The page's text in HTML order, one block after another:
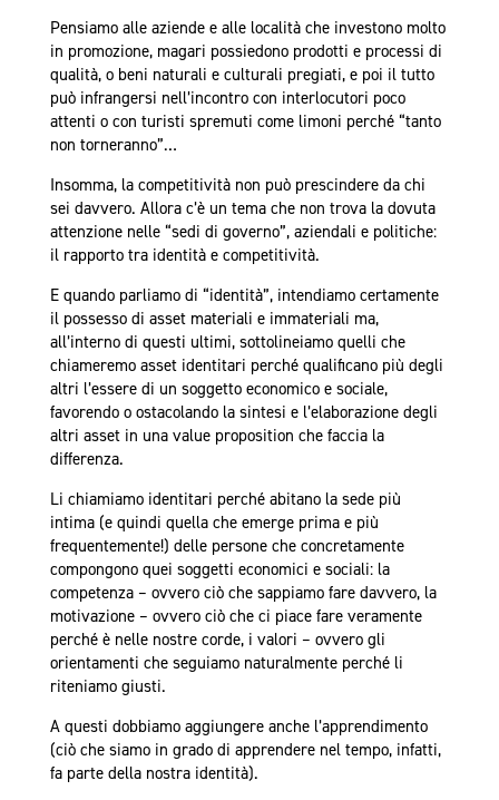
Pensiamo alle aziende e alle località che investono molto
in promozione, magari possiedono prodotti e processi di
qualità, o beni naturali e culturali pregiati, e poi il tutto
può infrangersi nell’incontro con interlocutori poco
attenti o con turisti spremuti come limoni perché “tanto
non torneranno”…
Insomma, la competitività non può prescindere da chi
sei davvero. Allora c’è un tema che non trova la dovuta
attenzione nelle “sedi di governo”, aziendali e politiche:
il rapporto tra identità e competitività.
E quando parliamo di “identità”, intendiamo certamente
il possesso di asset materiali e immateriali ma,
all’interno di questi ultimi, sottolineiamo quelli che
chiameremo asset identitari perché qualificano più degli
altri l’essere di un soggetto economico e sociale,
favorendo o ostacolando la sintesi e l’elaborazione degli
altri asset in una value proposition che faccia la
differenza.
Li chiamiamo identitari perché abitano la sede più
intima (e quindi quella che emerge prima e più
frequentemente!) delle persone che concretamente
compongono quei soggetti economici e sociali: la
competenza – ovvero ciò che sappiamo fare davvero, la
motivazione – ovvero ciò che ci piace fare veramente
perché è nelle nostre corde, i valori – ovvero gli
orientamenti che seguiamo naturalmente perché li
riteniamo giusti.
A questi dobbiamo aggiungere anche l’apprendimento
(ciò che siamo in grado di apprendere nel tempo, infatti,
fa parte della nostra identità).